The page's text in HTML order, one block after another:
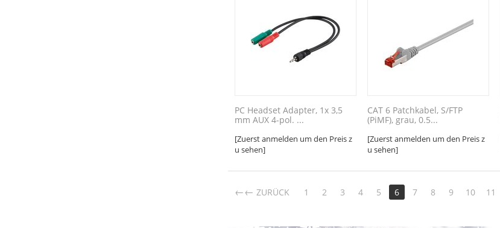
PC Headset Adapter, 1x 3,5
mm AUX 4-pol. ...
[Zuerst anmelden um den Preis z
u sehen]
CAT 6 Patchkabel, S/FTP
(PiMF), grau, 0.5...
[Zuerst anmelden um den Preis z
u sehen]
← ZURÜCK 1 2 3 4 5 6 7 8 9 10 11